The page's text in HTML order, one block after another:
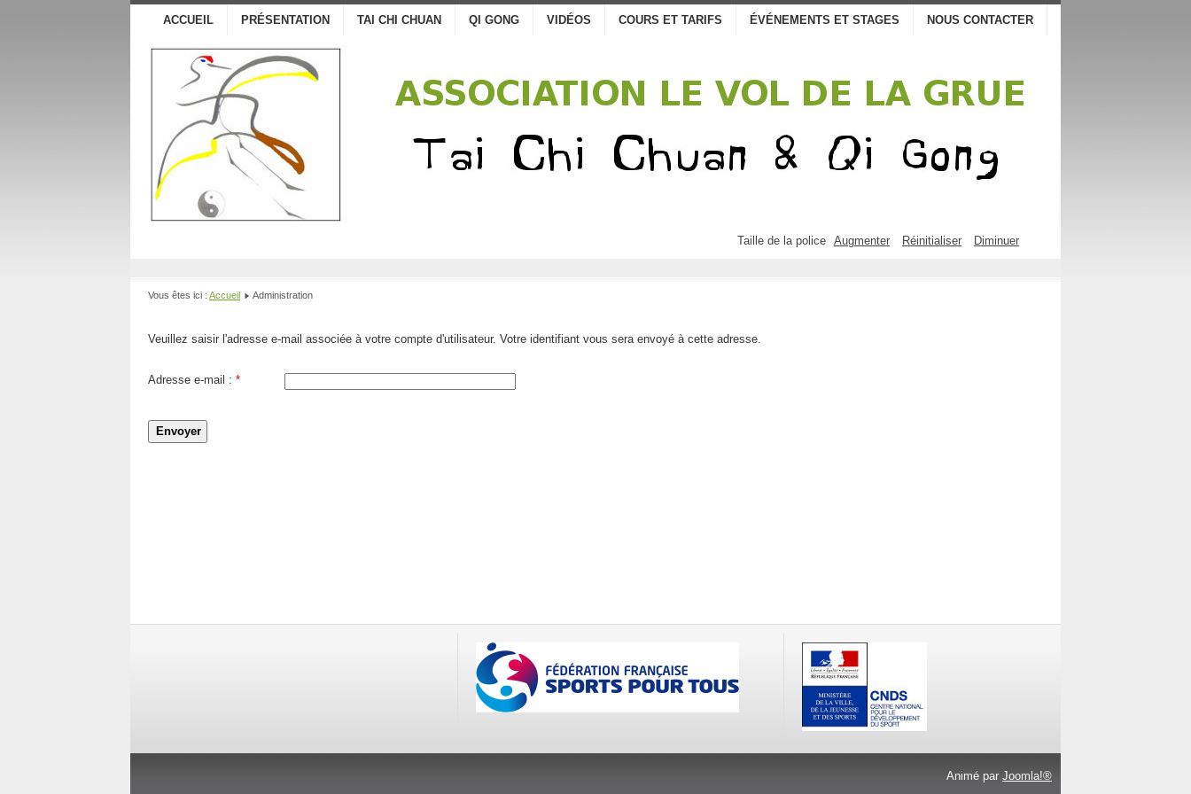
Taille de la police Augmenter Réinitialiser Diminuer
ACCUEIL PRÉSENTATION TAI CHI CHUAN QI GONG VIDÉOS COURS ET TARIFS ÉVÉNEMENTS ET STAGES NOUS CONTACTER
Vous êtes ici : Accueil Administration
Veuillez saisir l'adresse e-mail associée à votre compte d'utilisateur. Votre identifiant vous sera envoyé à cette adresse.
Adresse e-mail : *
Envoyer
Animé par Joomla!®